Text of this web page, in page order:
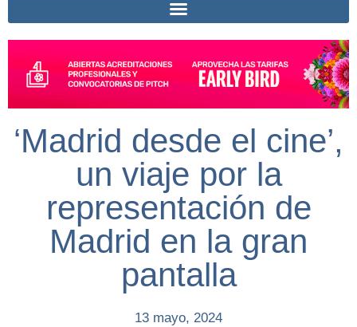
‘Madrid desde el cine’,
un viaje por la
representación de
Madrid en la gran
pantalla
13 mayo, 2024